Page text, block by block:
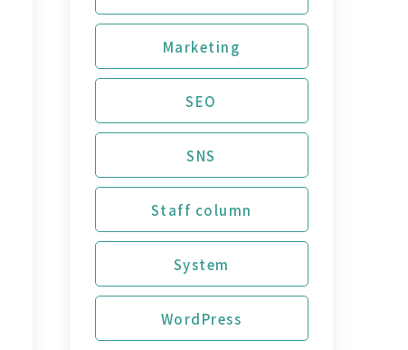
Marketing
SEO
SNS
Staff column
System
WordPress